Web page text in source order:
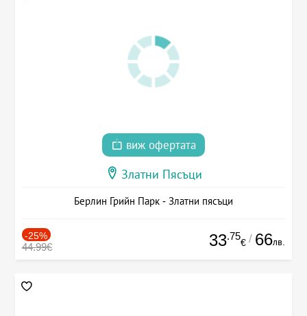
виж офертата
Златни Пясъци
Берлин Грийн Парк - Златни пясъци
-25%
44.99€ 33.75
€ / 66лв.